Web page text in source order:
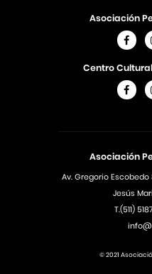
Asociación
Av. Gregorio
Jesús
T.(511)
Asociación
Centro
© 2021